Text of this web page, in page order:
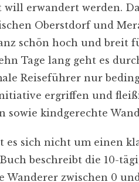
will erwandert werden.
Oberstdorf und
schön hoch und breit
Tage lang geht es
Reiseführer nur
ergriffen und
sowie kindgerechte
es sich nicht um einen
beschreibt die 10-
zwischen 0